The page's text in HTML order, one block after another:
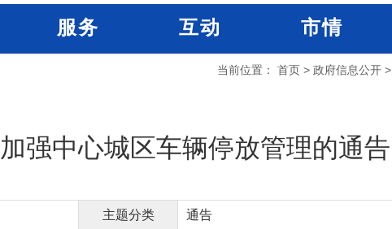
服务 互动 市情
当前位置： 首页 > 政府信息公开 >
强中心城区车辆停放管理的通告
主题分类 通告